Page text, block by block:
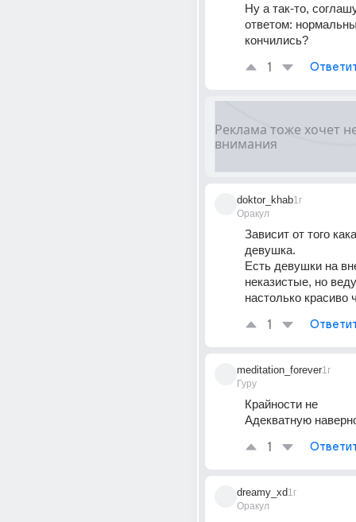
Ну а так-то,
ответом:
кончились?
1
doktor_khab
Оракул
1г
Зависит от того
девушка.
Есть девушки на
неказистые, но
настолько красиво
1
meditation_forever
Гуру
1г
Крайности не
Адекватную
1
dreamy_xd
Оракул
1г